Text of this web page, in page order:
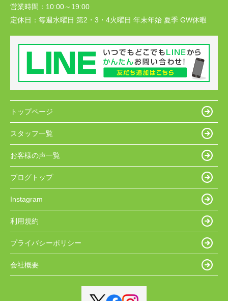
営業時間： 10:00～19:00
定休日： 毎週水曜日 第2・3・4火曜日 年末年始 夏季 GW休暇
トップページ
スタッフ一覧
お客様の声一覧
ブログトップ
Instagram
利用規約
プライバシーポリシー
会社概要